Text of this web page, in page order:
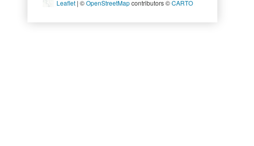
Leaflet | ©OpenStreetMapcontributors ©CARTO